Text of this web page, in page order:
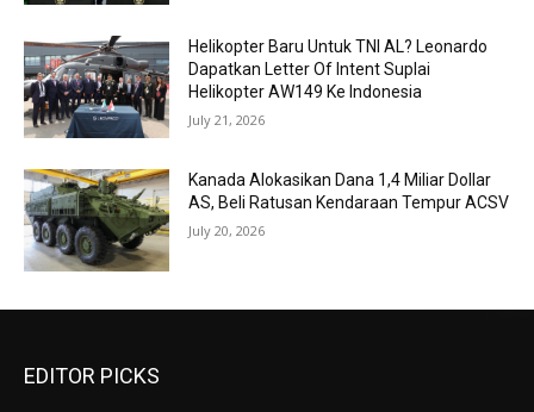
Helikopter Baru Untuk TNI AL? Leonardo
Dapatkan Letter Of Intent Suplai
Helikopter AW149 Ke Indonesia
July 21, 2026
Kanada Alokasikan Dana 1,4 Miliar Dollar
AS, Beli Ratusan Kendaraan Tempur ACSV
July 20, 2026
EDITOR PICKS